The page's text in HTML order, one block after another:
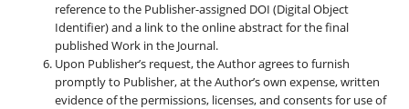
reference to the Publisher-assigned DOI (Digital Object
Identifier) and a link to the online abstract for the final
published Work in the Journal.
Upon Publisher’s request, the Author agrees to furnish
promptly to Publisher, at the Author’s own expense, written
evidence of the permissions, licenses, and consents for use of